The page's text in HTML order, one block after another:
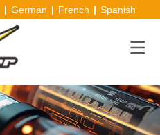
German French Spanish